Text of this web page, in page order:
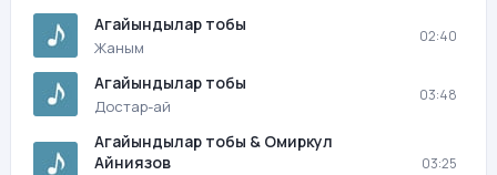
Агайындылар тобы
Жаным
02:40
Агайындылар тобы
Достар-ай
03:48
Агайындылар тобы & Омиркул
Айниязов
03:25